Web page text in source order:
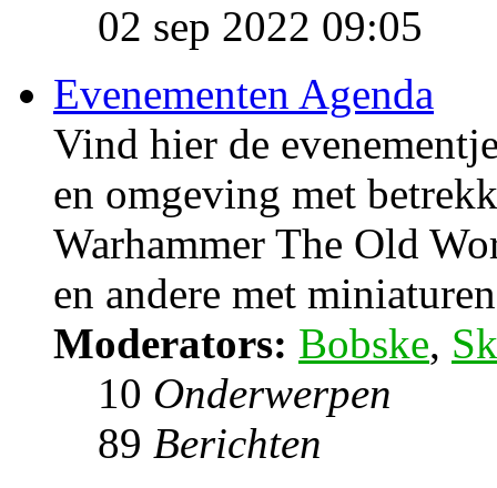
02 sep 2022 09:05
Evenementen Agenda
Vind hier de
en omgeving met
Warhammer The Old
en andere met
Moderators: Bobske,
10 Onderwerpen
89 Berichten